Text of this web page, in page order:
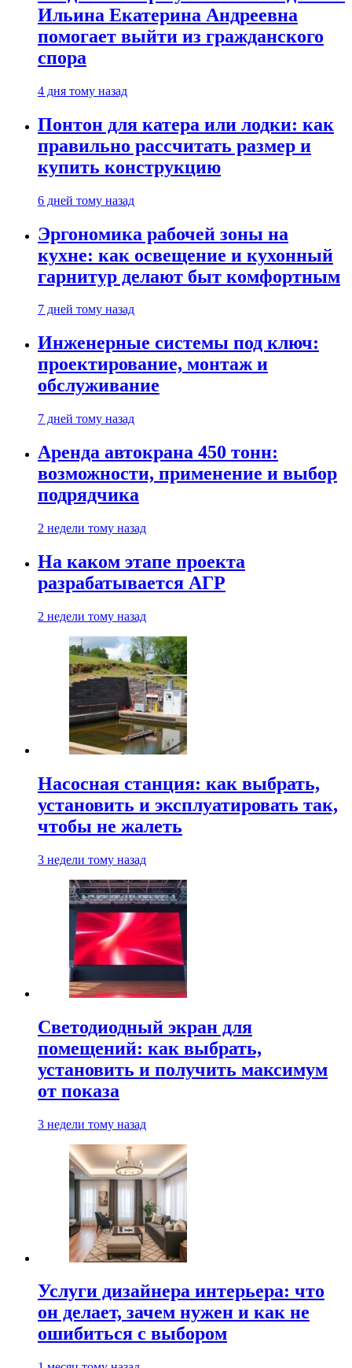
Ильина Екатерина Андреевна
помогает выйти из гражданского
спора
4 дня тому назад
Понтон для катера или лодки: как
правильно рассчитать размер и
купить конструкцию
6 дней тому назад
Эргономика рабочей зоны на
кухне: как освещение и кухонный
гарнитур делают быт комфортным
7 дней тому назад
Инженерные системы под ключ:
проектирование, монтаж и
обслуживание
7 дней тому назад
Аренда автокрана 450 тонн:
возможности, применение и выбор
подрядчика
2 недели тому назад
На каком этапе проекта
разрабатывается АГР
2 недели тому назад
Насосная станция: как выбрать,
установить и эксплуатировать так,
чтобы не жалеть
3 недели тому назад
Светодиодный экран для
помещений: как выбрать,
установить и получить максимум
от показа
3 недели тому назад
Услуги дизайнера интерьера: что
он делает, зачем нужен и как не
ошибиться с выбором